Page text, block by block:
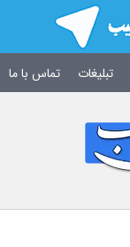
تبلیغات تماس با ما